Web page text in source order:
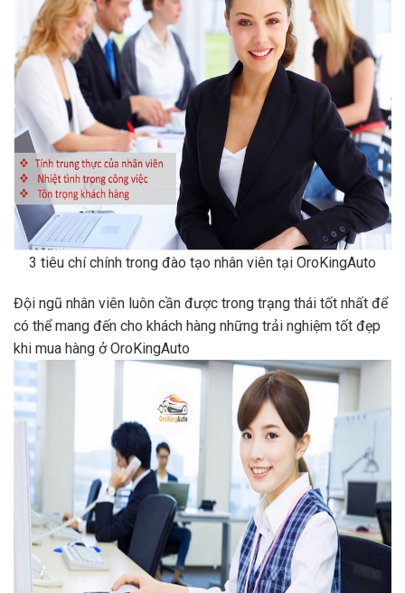
3 tiêu chí chính trong đào tạo nhân viên tại OroKingAuto
Đội ngũ nhân viên luôn cần được trong trạng thái tốt nhất để
có thể mang đến cho khách hàng những trải nghiệm tốt đẹp
khi mua hàng ở OroKingAuto